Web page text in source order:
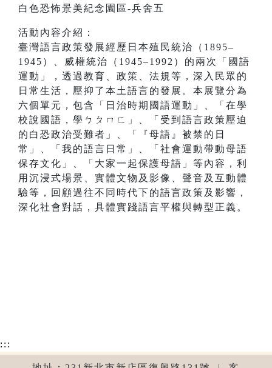
白色恐怖景美紀念園區-兵舍五
活動內容介紹：
臺灣語言政策發展經歷日本殖民統治（1895–
1945）、威權統治（1945–1992）的兩次「國語
運動」，透過教育、政策、法規等，深入民眾的
日常生活，壓抑了本土語言的發展。本展覽分為
六個單元，包含「日治時期國語運動」、「在學
校說國語，學ㄅㄆㄇㄈ」、「受到語言政策壓迫
的白恐政治受難者」、「『母語』被禁的日
常」、「我的語言日常」、「社會運動帶動母語
保存文化」、「大家一起保護母語」等內容，利
用沉浸式場景、實體文物及影像、聲音及互動體
驗等，回顧過往不同時代下的語言政策及影響，
深化社會對話，具體實踐語言平權與轉型正義。
:::